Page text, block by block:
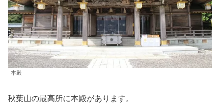
本殿
秋葉山の最高所に本殿があります。